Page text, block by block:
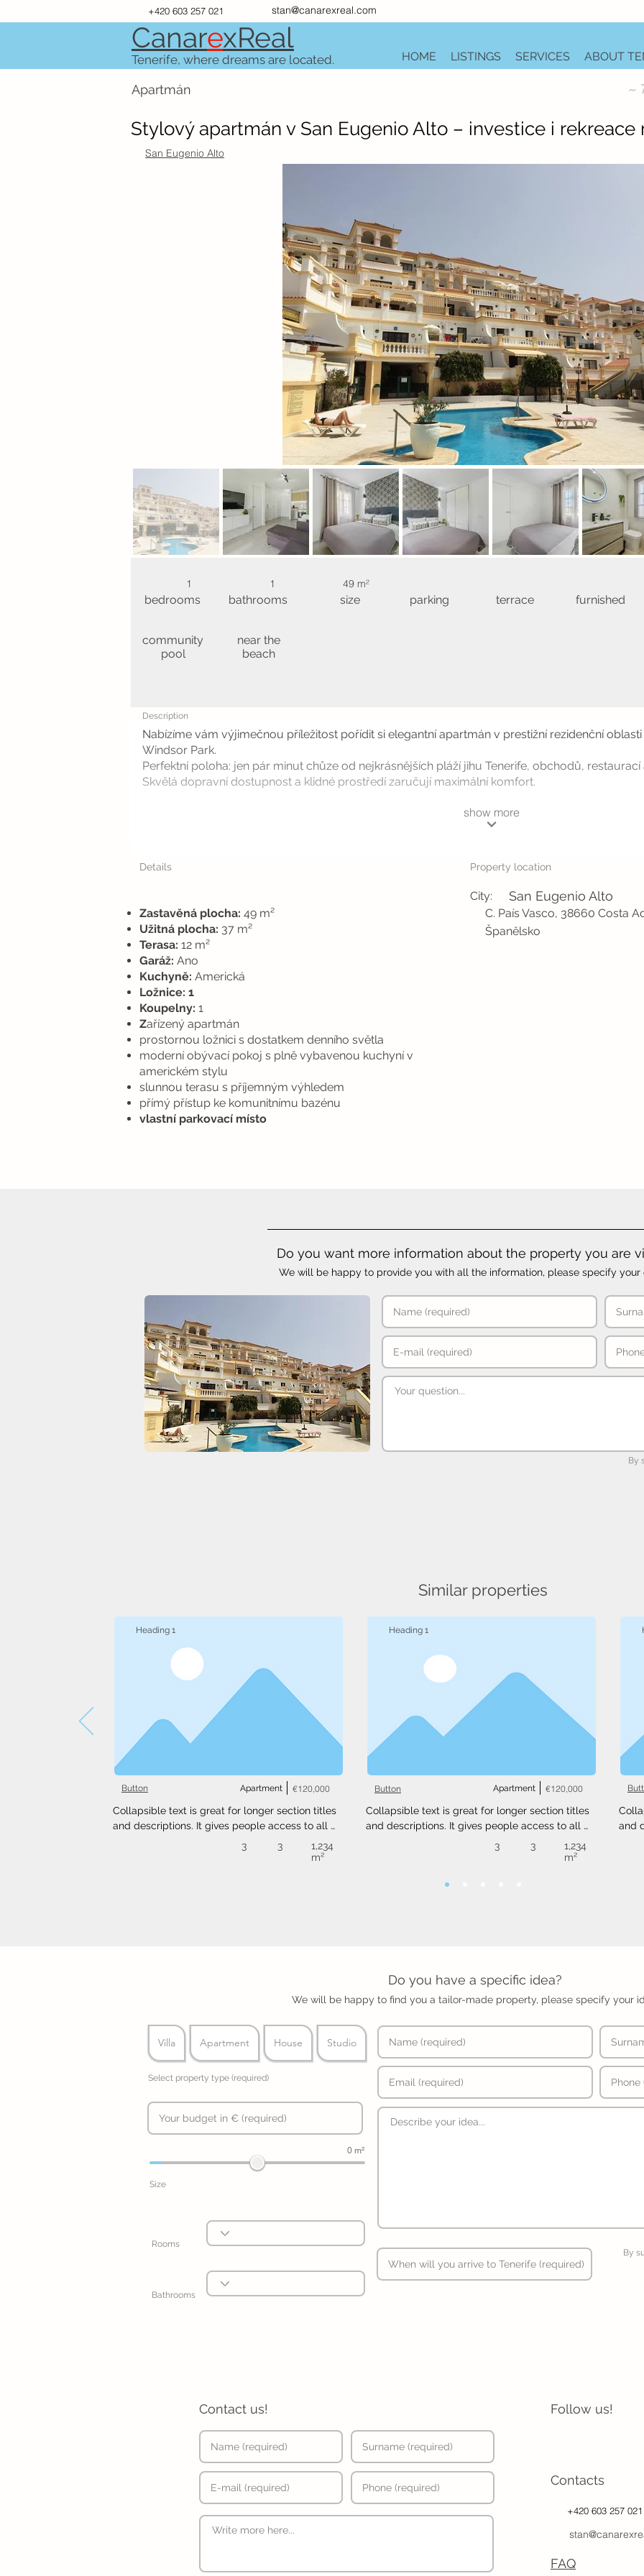
+420 603 257 021 stan@canarexreal.com
CanarexReal
Tenerife, where dreams are located. HOME LISTINGS SERVICES ABOUT
Apartmán ~
Stylový apartmán v San Eugenio Alto – investice i rekreace
San Eugenio Alto
1
bedrooms
1
bathrooms
49 m²
size
community
pool
near the
beach
parking terrace furnished
Description
Nabízíme vám výjimečnou příležitost pořídit si elegantní apartmán v prestižní rezidenční
Windsor Park.
Perfektní poloha: jen pár minut chůze od nejkrásnějších pláží jihu Tenerife, obchodů,
Skvělá dopravní dostupnost a klidné prostředí zaručují maximální komfort.
show more
Details
Zastavěná plocha: 49 m²
Užitná plocha: 37 m²
Terasa: 12 m²
Garáž: Ano
Kuchyně: Americká
Ložnice: 1
Koupelny: 1
Zařízený apartmán
prostornou ložnici s dostatkem denního světla
moderní obývací pokoj s plně vybavenou kuchyní v
americkém stylu
slunnou terasu s příjemným výhledem
přímý přístup ke komunitnímu bazénu
vlastní parkovací místo
Property location
City: San Eugenio Alto
C. País Vasco, 38660 Costa
Španělsko
Do you want more information about the property you are
We will be happy to provide you with all the information, please specify your
By
Heading 1
Apartment
Button €120,000
Collapsible text is great for longer section titles
and descriptions. It gives people access to all
clean. Link your text to anything, or set your text
3 3
1,234
m²
Heading 1
Apartment
Button €120,000
Collapsible text is great for longer section titles
and descriptions. It gives people access to all
clean. Link your text to anything, or set your text
3 3
1,234
m²
and
Similar properties
Do you have a specific idea?
We will be happy to find you a tailor-made property, please specify your
Villa Apartment House Studio
Select property type (required)
0 m²
Size
Rooms
Bathrooms
By
Contact us! Follow us!
Contacts
+420 603 257 021
FAQ